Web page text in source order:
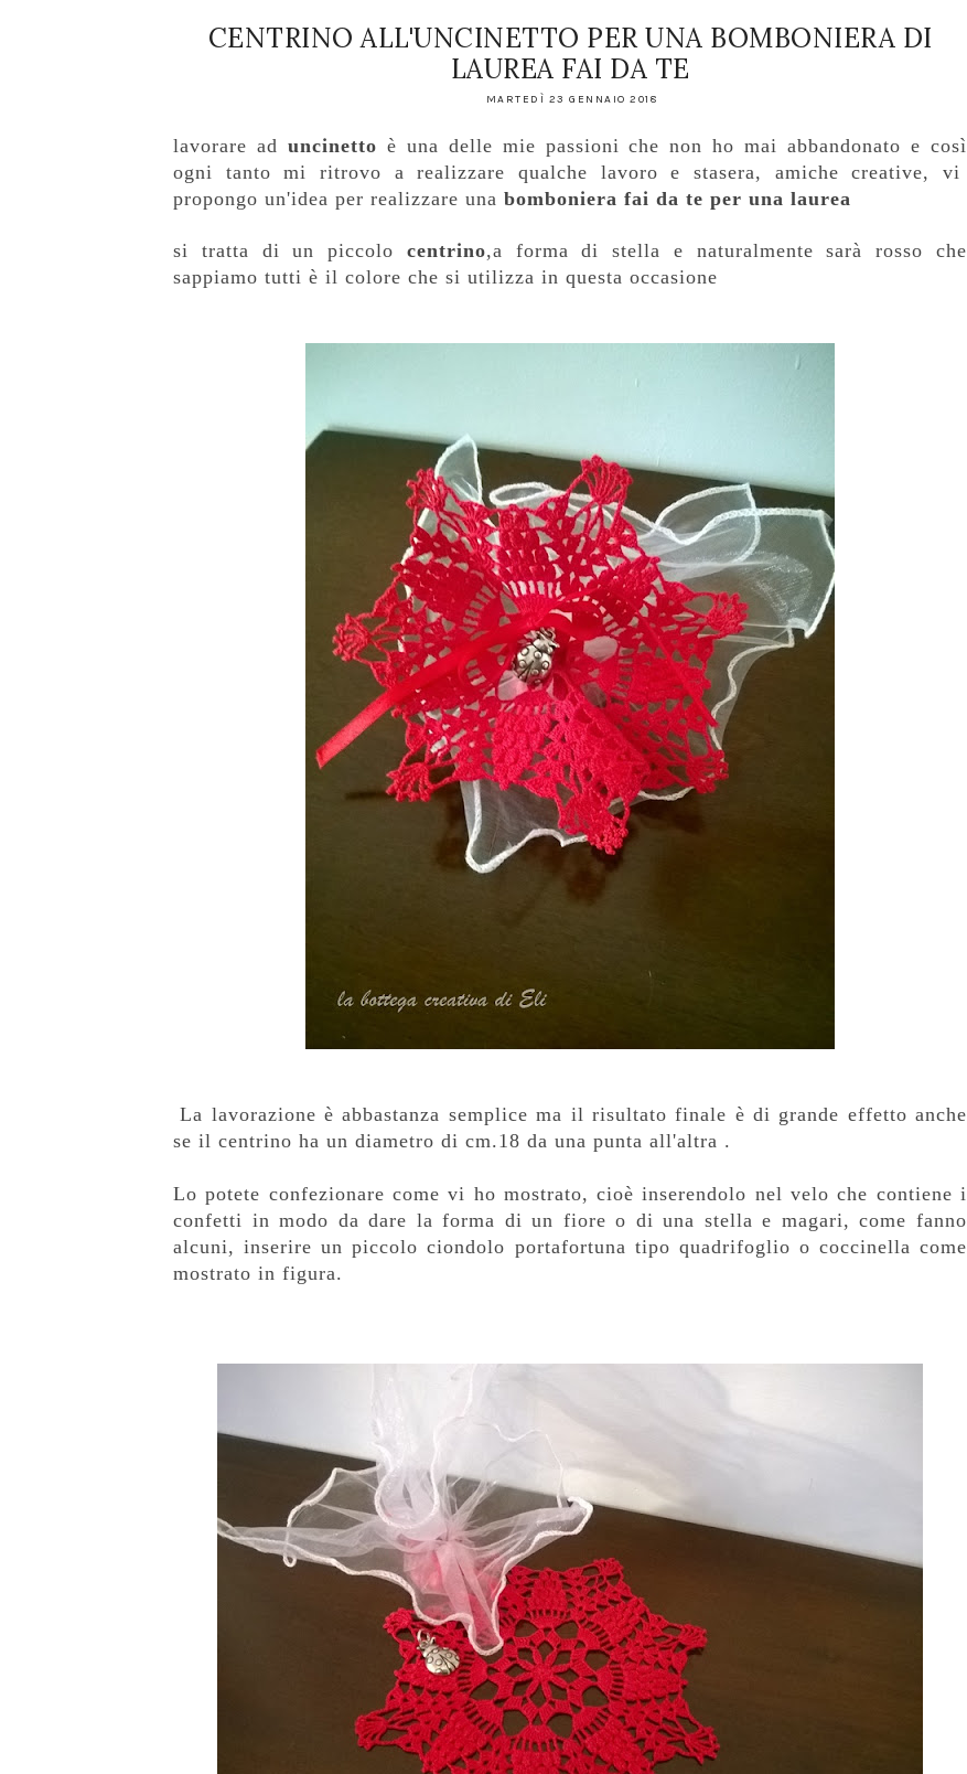
CENTRINO ALL'UNCINETTO PER UNA BOMBONIERA DI
LAUREA FAI DA TE
MARTEDÌ 23 GENNAIO 2018
lavorare ad uncinetto è una delle mie passioni che non ho mai abbandonato e così
ogni tanto mi ritrovo a realizzare qualche lavoro e stasera, amiche creative, vi
propongo un'idea per realizzare una bomboniera fai da te per una laurea
si tratta di un piccolo centrino,a forma di stella e naturalmente sarà rosso che
sappiamo tutti è il colore che si utilizza in questa occasione
La lavorazione è abbastanza semplice ma il risultato finale è di grande effetto anche
se il centrino ha un diametro di cm.18 da una punta all'altra .
Lo potete confezionare come vi ho mostrato, cioè inserendolo nel velo che contiene i
confetti in modo da dare la forma di un fiore o di una stella e magari, come fanno
alcuni, inserire un piccolo ciondolo portafortuna tipo quadrifoglio o coccinella come
mostrato in figura.